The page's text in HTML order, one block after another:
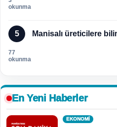
okunma
5 Manisalı üreticilere
77
okunma
En Yeni Haberler
EKONOMI